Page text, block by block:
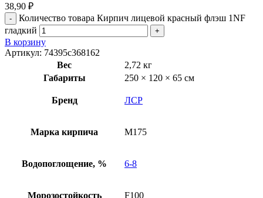
38,90 ₽
Количество товара Кирпич лицевой красный флэш 1NF
гладкий
В корзину
Артикул: 74395c368162
Вес
2,72 кг
Габариты
250 × 120 × 65 см
Бренд ЛСР
Марка кирпича М175
Водопоглощение, % 6-8
Морозостойкость F100